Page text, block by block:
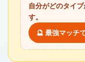
自分がどのタイ
す。
🔮 最強マッチ